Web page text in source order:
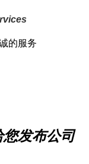
的服务
发布公司